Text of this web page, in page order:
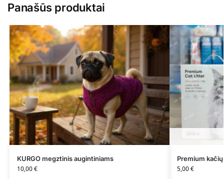
Panašūs produktai
KURGO megztinis augintiniams
10,00€
Premium
5,00€